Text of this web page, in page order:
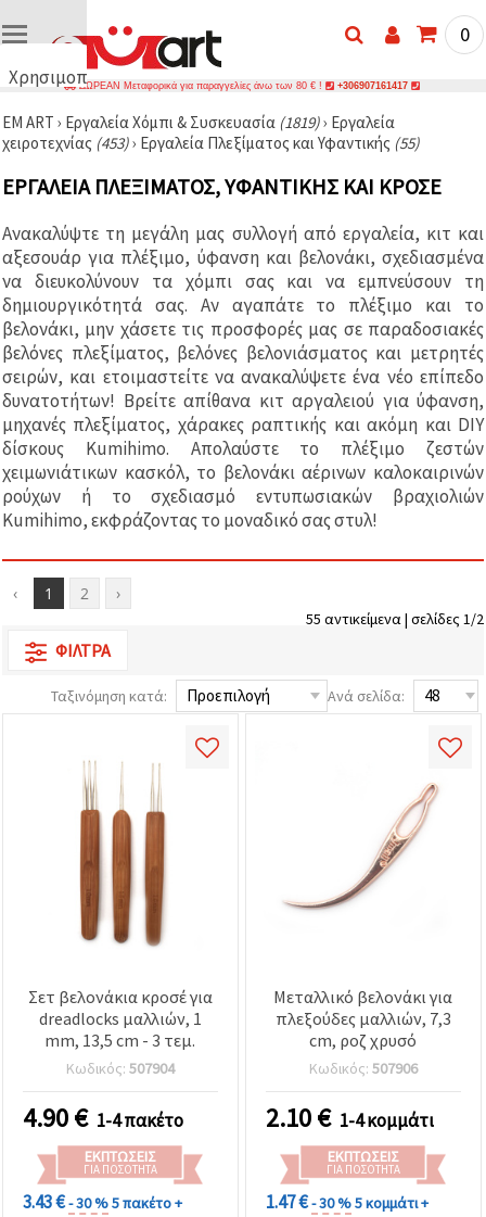
Χρησιμοποιούμε
🍪
Χρησιμοποιούμε
παρόμοιες
τεχνολογίες
διασφαλίσουμε
τη σωστή
λειτουργία
του
ιστότοπου,
να
βελτιώσουμε
την
εμπειρία
σας και, με
τη
συγκατάθεσή
σας, να
αναλύουμε
την
επισκεψιμότητα
και να
προβάλλουμε
περιεχόμενο
διαφημίσεις,
τη βοήθεια
των
συμφωνήσετε
προτιμήσεις
σας στις
ρυθμίσεις
δεδομένο
τύπο
cookies και
κάνοντας
κλικ στο
κουμπί
Αποθήκευση.
0
ΔΩΡΕΑΝ Μεταφορικά για παραγγελίες άνω των 80 € ! +306907161417
EM ART › Εργαλεία Χόμπι & Συσκευασία (1819)› Εργαλεία
χειροτεχνίας (453)› Εργαλεία Πλεξίματος και Υφαντικής (55)
ΕΡΓΑΛΕΊΑ ΠΛΕΞΊΜΑΤΟΣ, ΥΦΑΝΤΙΚΉΣ ΚΑΙ ΚΡΟΣΈ
Ανακαλύψτε τη μεγάλη μας συλλογή από εργαλεία, κιτ και
αξεσουάρ για πλέξιμο, ύφανση και βελονάκι, σχεδιασμένα
να διευκολύνουν τα χόμπι σας και να εμπνεύσουν τη
δημιουργικότητά σας. Αν αγαπάτε το πλέξιμο και το
βελονάκι, μην χάσετε τις προσφορές μας σε παραδοσιακές
βελόνες πλεξίματος, βελόνες βελονιάσματος και μετρητές
σειρών, και ετοιμαστείτε να ανακαλύψετε ένα νέο επίπεδο
δυνατοτήτων! Βρείτε απίθανα κιτ αργαλειού για ύφανση,
μηχανές πλεξίματος, χάρακες ραπτικής και ακόμη και DIY
δίσκους Kumihimo. Απολαύστε το πλέξιμο ζεστών
χειμωνιάτικων κασκόλ, το βελονάκι αέρινων καλοκαιρινών
ρούχων ή το σχεδιασμό εντυπωσιακών βραχιολιών
Kumihimo, εκφράζοντας το μοναδικό σας στυλ!
‹ 1 2 ›
55 αντικείμενα | σελίδες 1/2
ΦΊΛΤΡΑ
Ταξινόμηση κατά: Ανά σελίδα:
Σετ βελονάκια κροσέ για
dreadlocks μαλλιών, 1
mm, 13,5 cm - 3 τεμ.
Κωδικός: 507904
4.90€ 1-4 πακέτο
ΕΚΠΤΏΣΕΙΣ
ΓΙΑ ΠΟΣΌΤΗΤΑ
3.43 €- 30 %5 πακέτο +
Μεταλλικό βελονάκι για
πλεξούδες μαλλιών, 7,3
cm, ροζ χρυσό
Κωδικός: 507906
2.10€ 1-4 κομμάτι
ΕΚΠΤΏΣΕΙΣ
ΓΙΑ ΠΟΣΌΤΗΤΑ
1.47 €- 30 %5 κομμάτι +